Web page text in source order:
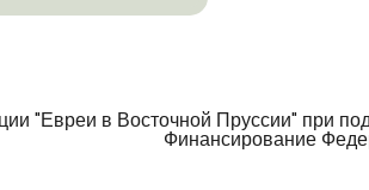
"Евреи в Восточной Пруссии" при
Финансирование